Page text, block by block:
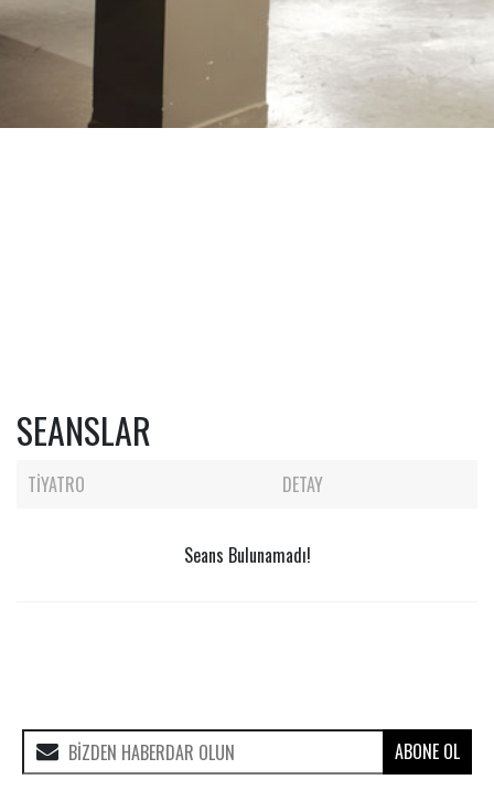
SEANSLAR
TIYATRO DETAY
Seans Bulunamadı!
ABONE OL